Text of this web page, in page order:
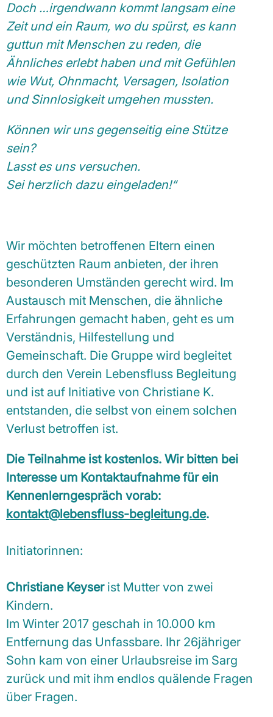
Doch …irgendwann kommt langsam eine
Zeit und ein Raum, wo du spürst, es kann
guttun mit Menschen zu reden, die
Ähnliches erlebt haben und mit Gefühlen
wie Wut, Ohnmacht, Versagen, Isolation
und Sinnlosigkeit umgehen mussten.
Können wir uns gegenseitig eine Stütze
sein?
Lasst es uns versuchen.
Sei herzlich dazu eingeladen!“
Wir möchten betroffenen Eltern einen
geschützten Raum anbieten, der ihren
besonderen Umständen gerecht wird. Im
Austausch mit Menschen, die ähnliche
Erfahrungen gemacht haben, geht es um
Verständnis, Hilfestellung und
Gemeinschaft. Die Gruppe wird begleitet
durch den Verein Lebensfluss Begleitung
und ist auf Initiative von Christiane K.
entstanden, die selbst von einem solchen
Verlust betroffen ist.
Die Teilnahme ist kostenlos. Wir bitten bei
Interesse um Kontaktaufnahme für ein
Kennenlerngespräch vorab:
kontakt@lebensfluss-begleitung.de.
Initiatorinnen:
Christiane Keyserist Mutter von zwei
Kindern.
Im Winter 2017 geschah in 10.000 km
Entfernung das Unfassbare. Ihr 26jähriger
Sohn kam von einer Urlaubsreise im Sarg
zurück und mit ihm endlos quälende Fragen
über Fragen.